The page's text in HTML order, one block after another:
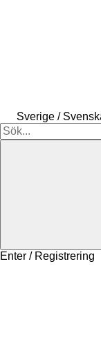
Sverige /
Enter / Registrering